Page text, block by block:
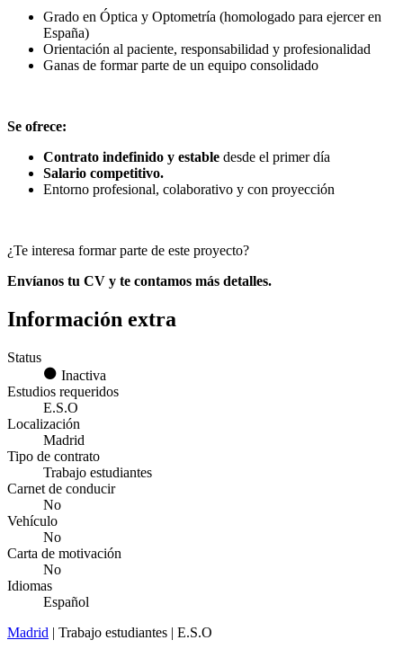
Grado en Óptica y Optometría (homologado para ejercer en
España)
Orientación al paciente, responsabilidad y profesionalidad
Ganas de formar parte de un equipo consolidado
Se ofrece:
Contrato indefinido y estable desde el primer día
Salario competitivo.
Entorno profesional, colaborativo y con proyección
¿Te interesa formar parte de este proyecto?
Envíanos tu CV y te contamos más detalles.
Información extra
Status
Inactiva
Estudios requeridos
E.S.O
Localización
Madrid
Tipo de contrato
Trabajo estudiantes
Carnet de conducir
No
Vehículo
No
Carta de motivación
No
Idiomas
Español
Madrid | Trabajo estudiantes | E.S.O